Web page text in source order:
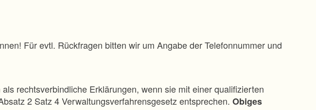
Für evtl. Rückfragen bitten wir um Angabe der Telefonnummer und
rechtsverbindliche Erklärungen, wenn sie mit einer qualifizierten
2 Satz 4 Verwaltungsverfahrensgesetz entsprechen. Obiges